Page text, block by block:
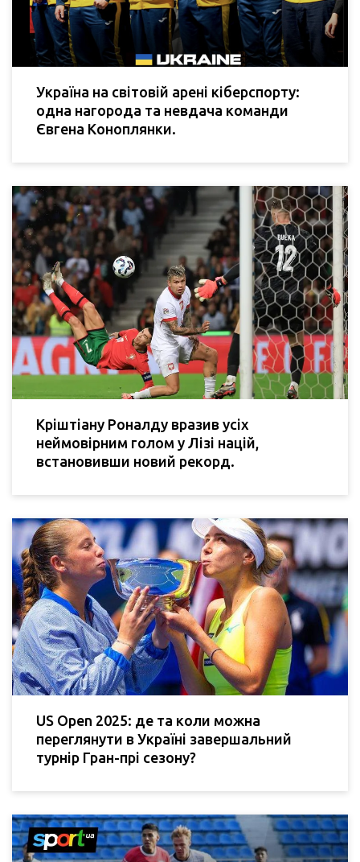
Україна на світовій арені кіберспорту:
одна нагорода та невдача команди
Євгена Коноплянки.
Кріштіану Роналду вразив усіх
неймовірним голом у Лізі націй,
встановивши новий рекорд.
US Open 2025: де та коли можна
переглянути в Україні завершальний
турнір Гран-прі сезону?